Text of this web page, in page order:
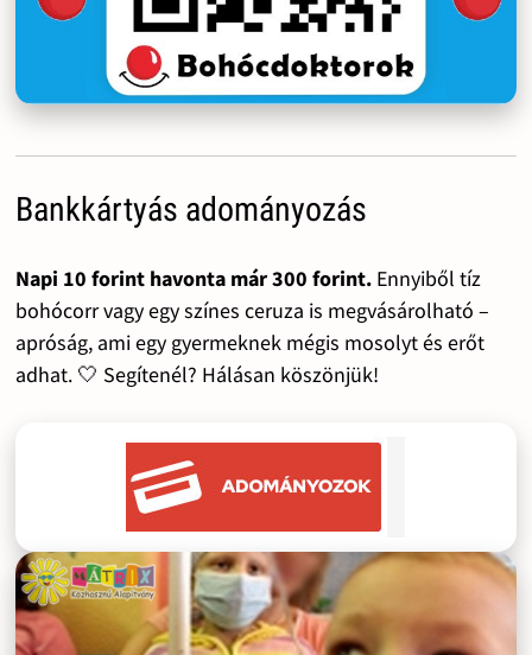
Bankkártyás adományozás
Napi 10 forint havonta már 300 forint.Ennyiből tíz
bohócorr vagy egy színes ceruza is megvásárolható –
apróság, ami egy gyermeknek mégis mosolyt és erőt
adhat. 🤍 Segítenél? Hálásan köszönjük!